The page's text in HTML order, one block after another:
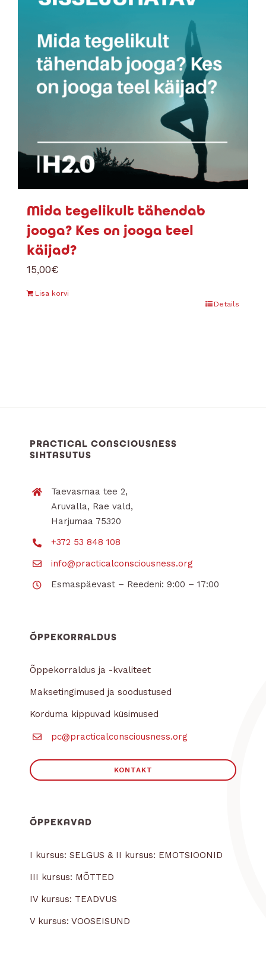
Mida tegelikult tähendab
jooga? Kes on jooga teel
käijad?
15,00€
Lisa korvi
Details
PRACTICAL CONSCIOUSNESS
SIHTASUTUS
Taevasmaa tee 2,
Aruvalla, Rae vald,
Harjumaa 75320
+372 53 848 108
info@practicalconsciousness.org
Esmaspäevast – Reedeni: 9:00 – 17:00
ÕPPEKORRALDUS
Õppekorraldus ja -kvaliteet
Maksetingimused ja soodustused
Korduma kippuvad küsimused
pc@practicalconsciousness.org
KONTAKT
ÕPPEKAVAD
I kursus: SELGUS & II kursus: EMOTSIOONID
III kursus: MÕTTED
IV kursus: TEADVUS
V kursus: VOOSEISUND